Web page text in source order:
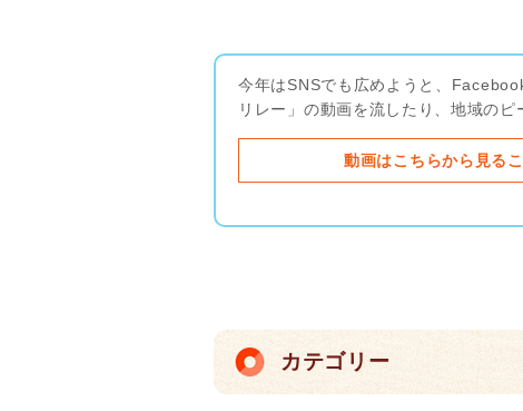
今年はSNSでも広めようと、
リレー」の動画を流したり、地域の
動画はこちらから見る
カテゴリー